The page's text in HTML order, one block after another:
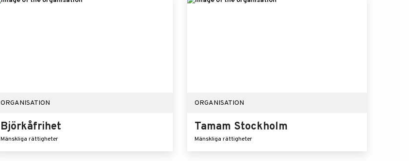
ORGANISATION
Björkåfrihet
Mänskliga rättigheter
ORGANISATION
Tamam Stockholm
Mänskliga rättigheter